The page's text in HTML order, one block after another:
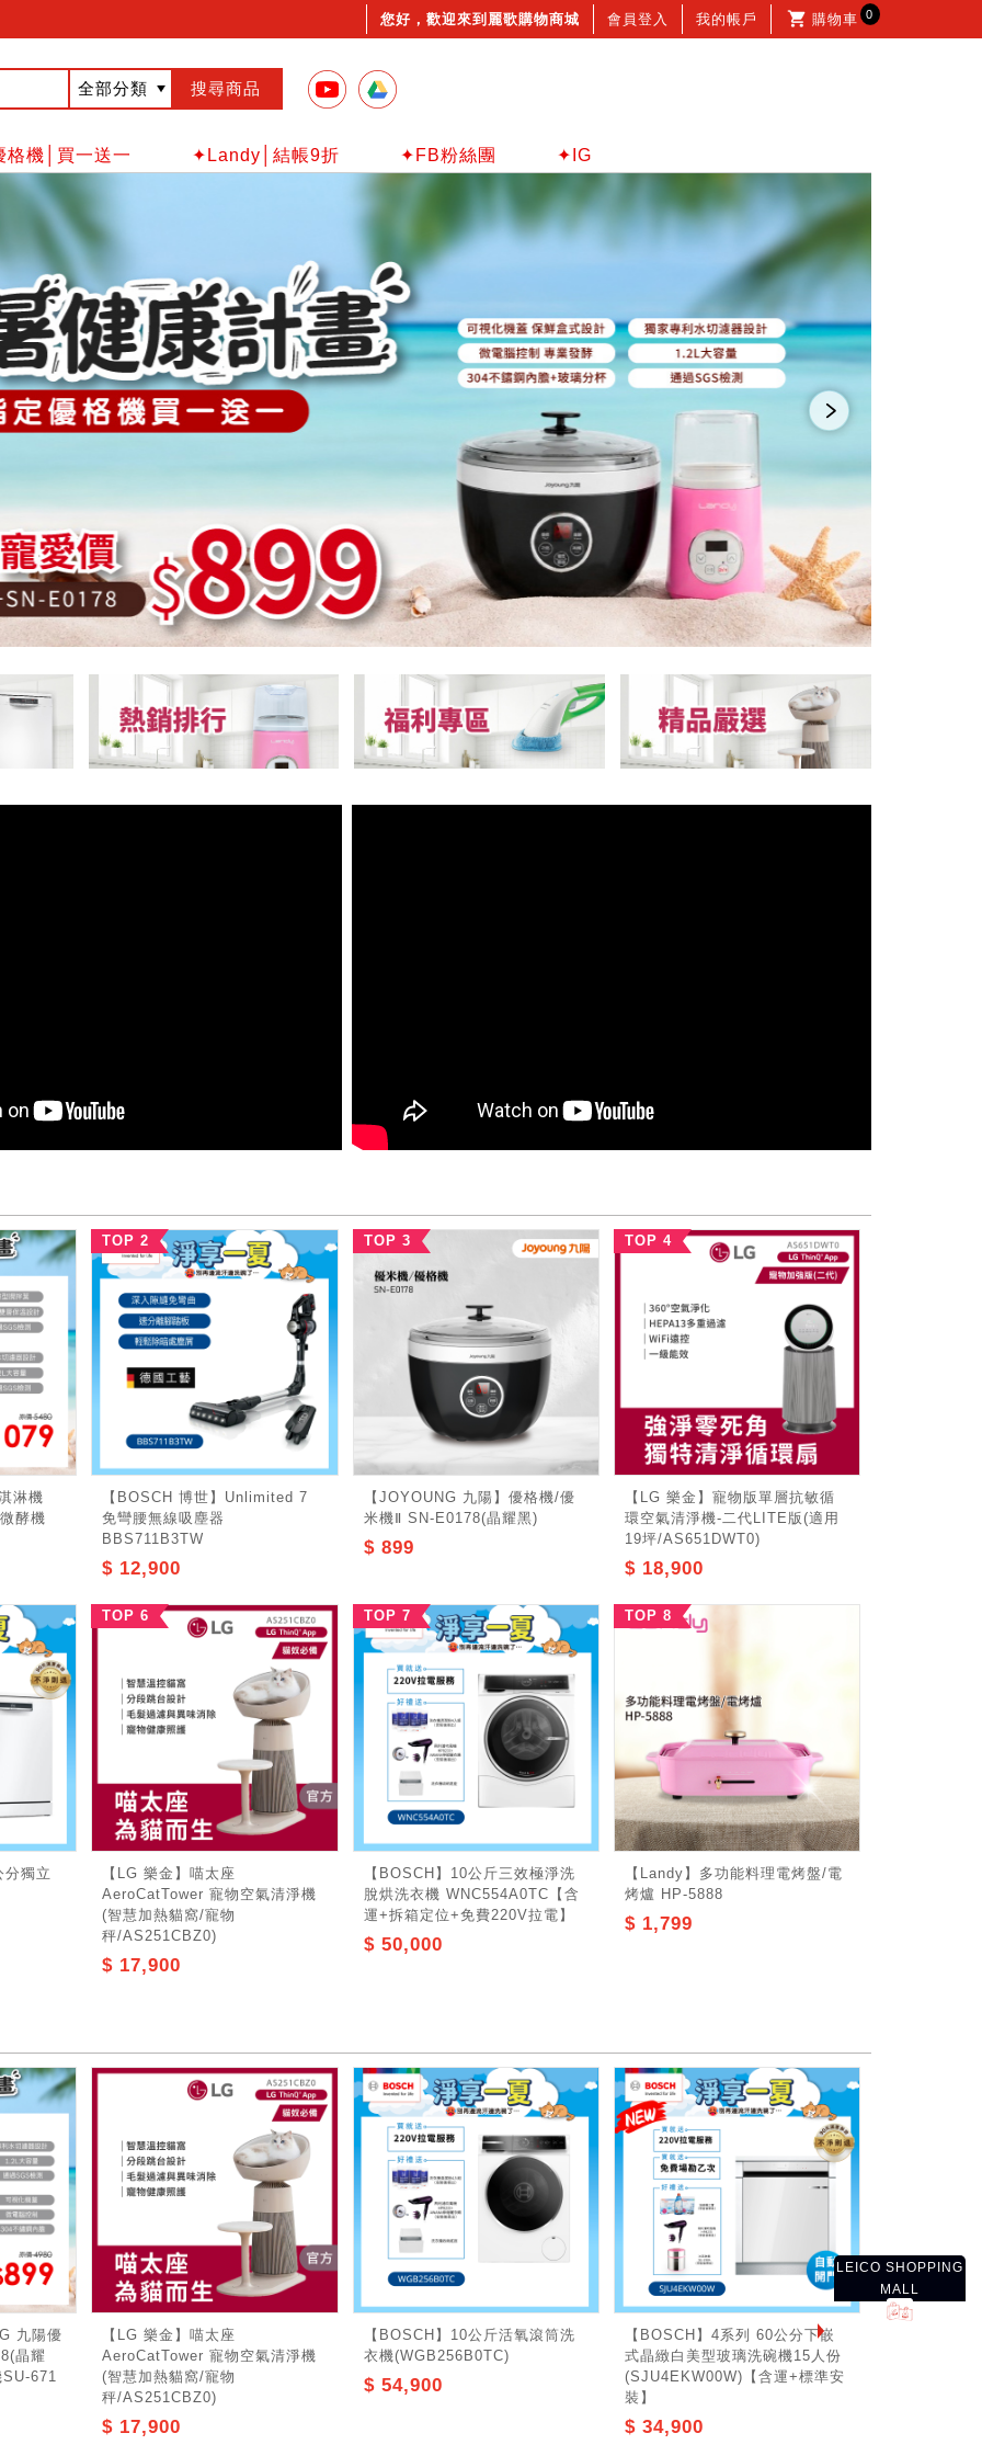
您好，歡迎來到麗歌購物商城 會員登入 我的帳戶 購物車 0
機│買一送一 ✦Landy│結帳9折 ✦FB粉絲團 ✦IG
淋機
酵機
TOP 2
【BOSCH 博世】Unlimited 7
免彎腰無線吸塵器
BBS711B3TW
$ 12,900
TOP 3
【JOYOUNG 九陽】優格機/優
米機Ⅱ SN-E0178(晶耀黑)
$ 899
TOP 4
【LG 樂金】寵物版單層抗敏循
環空氣清淨機-二代LITE版(適用
19坪/AS651DWT0)
$ 18,900
獨立
TOP 6
【LG 樂金】喵太座
AeroCatTower 寵物空氣清淨機
(智慧加熱貓窩/寵物
秤/AS251CBZ0)
$ 17,900
TOP 7
【BOSCH】10公斤三效極淨洗
脫烘洗衣機 WNC554A0TC【含
運+拆箱定位+免費220V拉電】
$ 50,000
TOP 8
【Landy】多功能料理電烤盤/電
烤爐 HP-5888
$ 1,799
九陽優
晶耀
671
【LG 樂金】喵太座
AeroCatTower 寵物空氣清淨機
(智慧加熱貓窩/寵物
秤/AS251CBZ0)
$ 17,900
【BOSCH】10公斤活氧滾筒洗
衣機(WGB256B0TC)
$ 54,900
【BOSCH】4系列 60公分下嵌
式晶緻白美型玻璃洗碗機15人份
(SJU4EKW00W)【含運+標準安
裝】
$ 34,900
記住帳號
LEICO SHOPPING
MALL